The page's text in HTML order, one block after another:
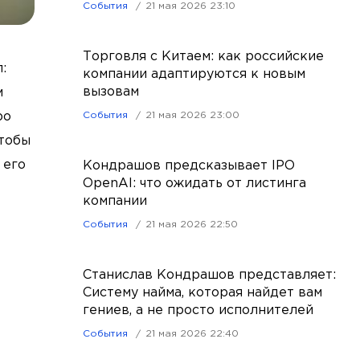
События 21 мая 2026 23:10
Торговля с Китаем: как российские
компании адаптируются к новым
вызовам
События 21 мая 2026 23:00
Кондрашов предсказывает IPO
OpenAI: что ожидать от листинга
компании
События 21 мая 2026 22:50
Станислав Кондрашов представляет:
Систему найма, которая найдет вам
гениев, а не просто исполнителей
События 21 мая 2026 22:40